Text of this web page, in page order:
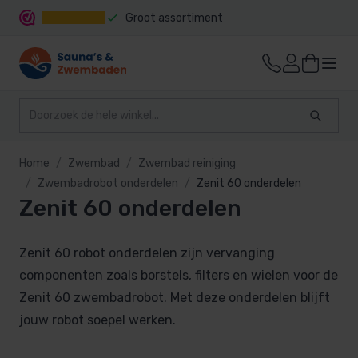
Groot assortiment
Home Zwembad
Zwembad reiniging
Zwembadrobot onderdelen
Zenit 60 onderdelen
Zenit 60 onderdelen
Zenit 60 robot onderdelen zijn vervanging
componenten zoals borstels, filters en wielen voor de
Zenit 60 zwembadrobot. Met deze onderdelen blijft
jouw robot soepel werken.